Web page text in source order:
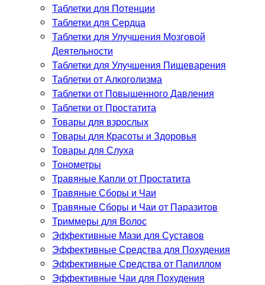
Таблетки для Потенции
Таблетки для Сердца
Таблетки для Улучшения Мозговой
Деятельности
Таблетки для Улучшения Пищеварения
Таблетки от Алкоголизма
Таблетки от Повышенного Давления
Таблетки от Простатита
Товары для взрослых
Товары для Красоты и Здоровья
Товары для Слуха
Тонометры
Травяные Капли от Простатита
Травяные Сборы и Чаи
Травяные Сборы и Чаи от Паразитов
Триммеры для Волос
Эффективные Мази для Суставов
Эффективные Средства для Похудения
Эффективные Средства от Папиллом
Эффективные Чаи для Похудения